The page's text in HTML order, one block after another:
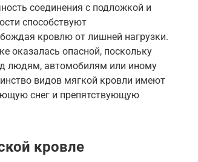
соединения с подложкой и
способствуют
кровлю от лишней нагрузки.
оказалась опасной, поскольку
людям, автомобилям или иному
видов мягкой кровли имеют
снег и препятствующую
кровле